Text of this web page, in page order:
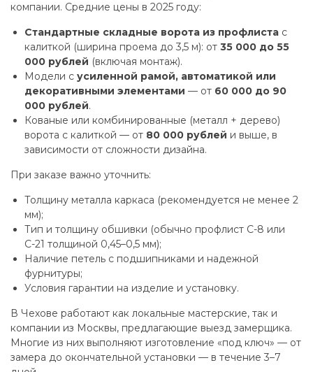
компании. Средние цены в 2025 году:
Стандартные складные ворота из профлиста с
калиткой (ширина проема до 3,5 м): от 35 000 до 55
000 рублей (включая монтаж).
Модели с усиленной рамой, автоматикой или
декоративными элементами — от 60 000 до 90
000 рублей.
Кованые или комбинированные (металл + дерево)
ворота с калиткой — от 80 000 рублей и выше, в
зависимости от сложности дизайна.
При заказе важно уточнить:
Толщину металла каркаса (рекомендуется не менее 2
мм);
Тип и толщину обшивки (обычно профлист С-8 или
С-21 толщиной 0,45–0,5 мм);
Наличие петель с подшипниками и надежной
фурнитуры;
Условия гарантии на изделие и установку.
В Чехове работают как локальные мастерские, так и
компании из Москвы, предлагающие выезд замерщика.
Многие из них выполняют изготовление «под ключ» — от
замера до окончательной установки — в течение 3–7